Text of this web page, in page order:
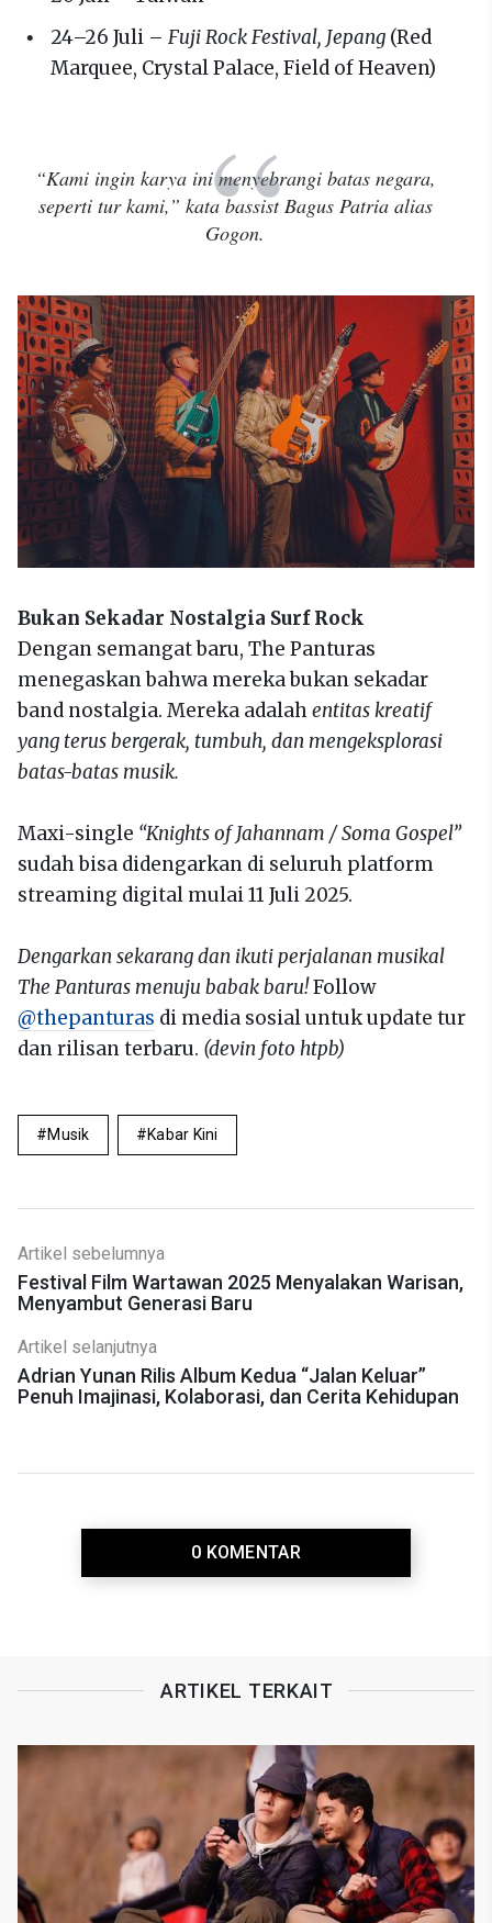
24–26 Juli – Fuji Rock Festival, Jepang (Red
Marquee, Crystal Palace, Field of Heaven)
“Kami ingin karya ini menyebrangi batas negara,
seperti tur kami,” kata bassist Bagus Patria alias
Gogon.
Bukan Sekadar Nostalgia Surf Rock
Dengan semangat baru, The Panturas
menegaskan bahwa mereka bukan sekadar
band nostalgia. Mereka adalahentitas kreatif
yang terus bergerak, tumbuh, dan mengeksplorasi
batas-batas musik.
Maxi-single “Knights of Jahannam / Soma Gospel”
sudah bisa didengarkan di seluruh platform
streaming digital mulai 11 Juli 2025.
Dengarkan sekarang dan ikuti perjalanan musikal
The Panturas menuju babak baru!Follow
@thepanturas di media sosial untuk update tur
dan rilisan terbaru. (devin foto htpb)
Musik Kabar Kini
Artikel sebelumnya
Festival Film Wartawan 2025 Menyalakan Warisan,
Menyambut Generasi Baru
Artikel selanjutnya
Adrian Yunan Rilis Album Kedua “Jalan Keluar”
Penuh Imajinasi, Kolaborasi, dan Cerita Kehidupan
0 KOMENTAR
ARTIKEL TERKAIT